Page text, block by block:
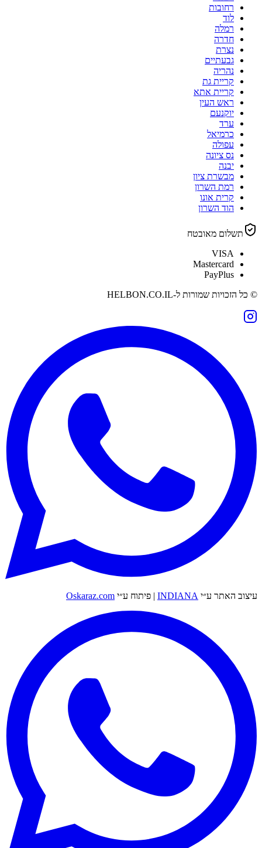
רחובות
לוד
רמלה
חדרה
נצרת
גבעתיים
נהריה
קריית גת
קריית אתא
ראש העין
יוקנעם
ערד
כרמיאל
עפולה
נס ציונה
יבנה
מבשרת ציון
רמת השרון
קרית אונו
הוד השרון
תשלום מאובטח
VISA
Mastercard
PayPlus
© כל הזכויות שמורות ל-HELBON.CO.IL
עיצוב האתר ע״י INDIANA
| פיתוח ע״י Oskaraz.com